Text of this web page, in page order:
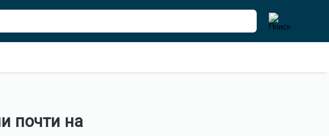
почти на